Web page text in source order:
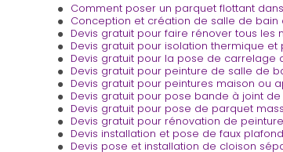
Comment poser un parquet flottant
Conception et création de salle de bain
Devis gratuit pour faire rénover tous les
Devis gratuit pour isolation thermique
Devis gratuit pour la pose de carrelage
Devis gratuit pour peinture de salle de
Devis gratuit pour peintures maison ou
Devis gratuit pour pose bande à joint
Devis gratuit pour pose de parquet
Devis gratuit pour rénovation de
Devis installation et pose de faux
Devis pose et installation de cloison